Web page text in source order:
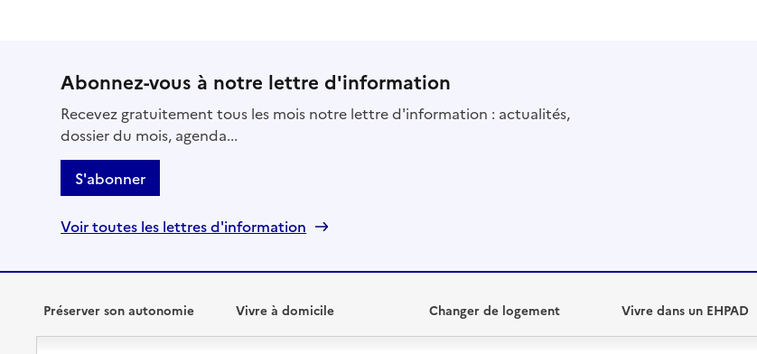
Abonnez-vous à notre lettre d'information
Recevez gratuitement tous les mois notre lettre d'information : actualités,
dossier du mois, agenda...
S'abonner
Voir toutes les lettres d'information
Préserver son autonomie Vivre à domicile Changer de logement Vivre dans un EHPAD